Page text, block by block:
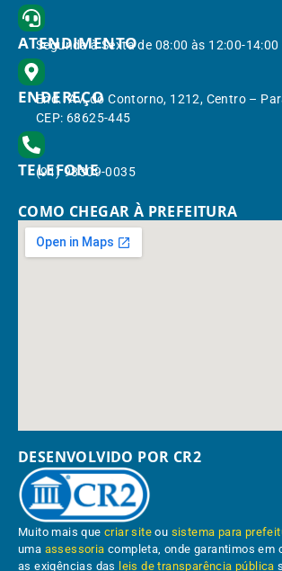
ATENDIMENTO
Segunda à Sexta de 08:00 às 12:00-14:00
ENDEREÇO
End.: Av. do Contorno, 1212, Centro –
CEP: 68625-445
TELEFONE
(91) 98309-0035
COMO CHEGAR À PREFEITURA
DESENVOLVIDO POR CR2
Muito mais quecriar site ou sistema para
uma assessoria completa, onde garantimos em
as exigências das leis de transparência pública